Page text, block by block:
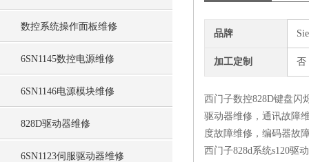
数控系统操作面板维修
6SN1145数控电源维修
6SN1146电源模块维修
828D驱动器维修
6SN1123伺服驱动器维修
品牌
加工定制 否
西门子数控828D键盘闪
驱动器维修，通讯故障
度故障维修，编码器故
西门子828d系统s120驱